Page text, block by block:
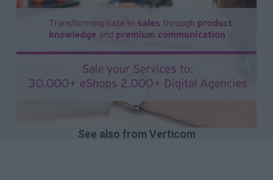
See also from Verticom